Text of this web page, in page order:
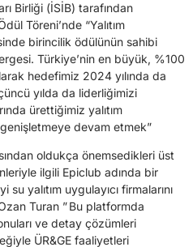
Birliği (İSİB) tarafından
Töreni’nde “Yalıtım
birincilik ödülünün sahibi
Türkiye’nin en büyük, %100
hedefimiz 2024 yılında da
yılda da liderliğimizi
ürettiğimiz yalıtım
genişletmeye devam etmek”
oldukça önemsedikleri üst
ilgili Epiclub adında bir
yalıtım uygulayıcı firmalarını
Turan ” Bu platformda
ve detay çözümleri
ÜR&GE faaliyetleri